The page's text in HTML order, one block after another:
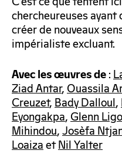
chercheureuses
créer de nouveaux
impérialiste excluant.
Avec les œuvres de:
Ziad Antar,Ouassila
Creuzet,Bady Dalloul,
Eyongakpa,Glenn
Mihindou,Josèfa
LoaizaetNil Yalter